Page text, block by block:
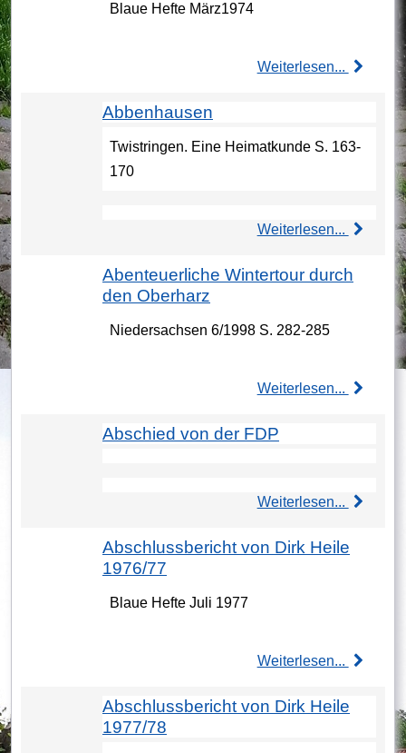
Blaue Hefte März1974
Weiterlesen...
Abbenhausen
Twistringen. Eine Heimatkunde S. 163-
170
Weiterlesen...
Abenteuerliche Wintertour durch
den Oberharz
Niedersachsen 6/1998 S. 282-285
Weiterlesen...
Abschied von der FDP
Weiterlesen...
Abschlussbericht von Dirk Heile
1976/77
Blaue Hefte Juli 1977
Weiterlesen...
Abschlussbericht von Dirk Heile
1977/78